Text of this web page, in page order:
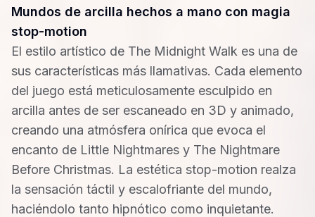
Mundos de arcilla hechos a mano con magia
stop-motion
El estilo artístico de The Midnight Walk es una de
sus características más llamativas. Cada elemento
del juego está meticulosamente esculpido en
arcilla antes de ser escaneado en 3D y animado,
creando una atmósfera onírica que evoca el
encanto de Little Nightmares y The Nightmare
Before Christmas. La estética stop-motion realza
la sensación táctil y escalofriante del mundo,
haciéndolo tanto hipnótico como inquietante.